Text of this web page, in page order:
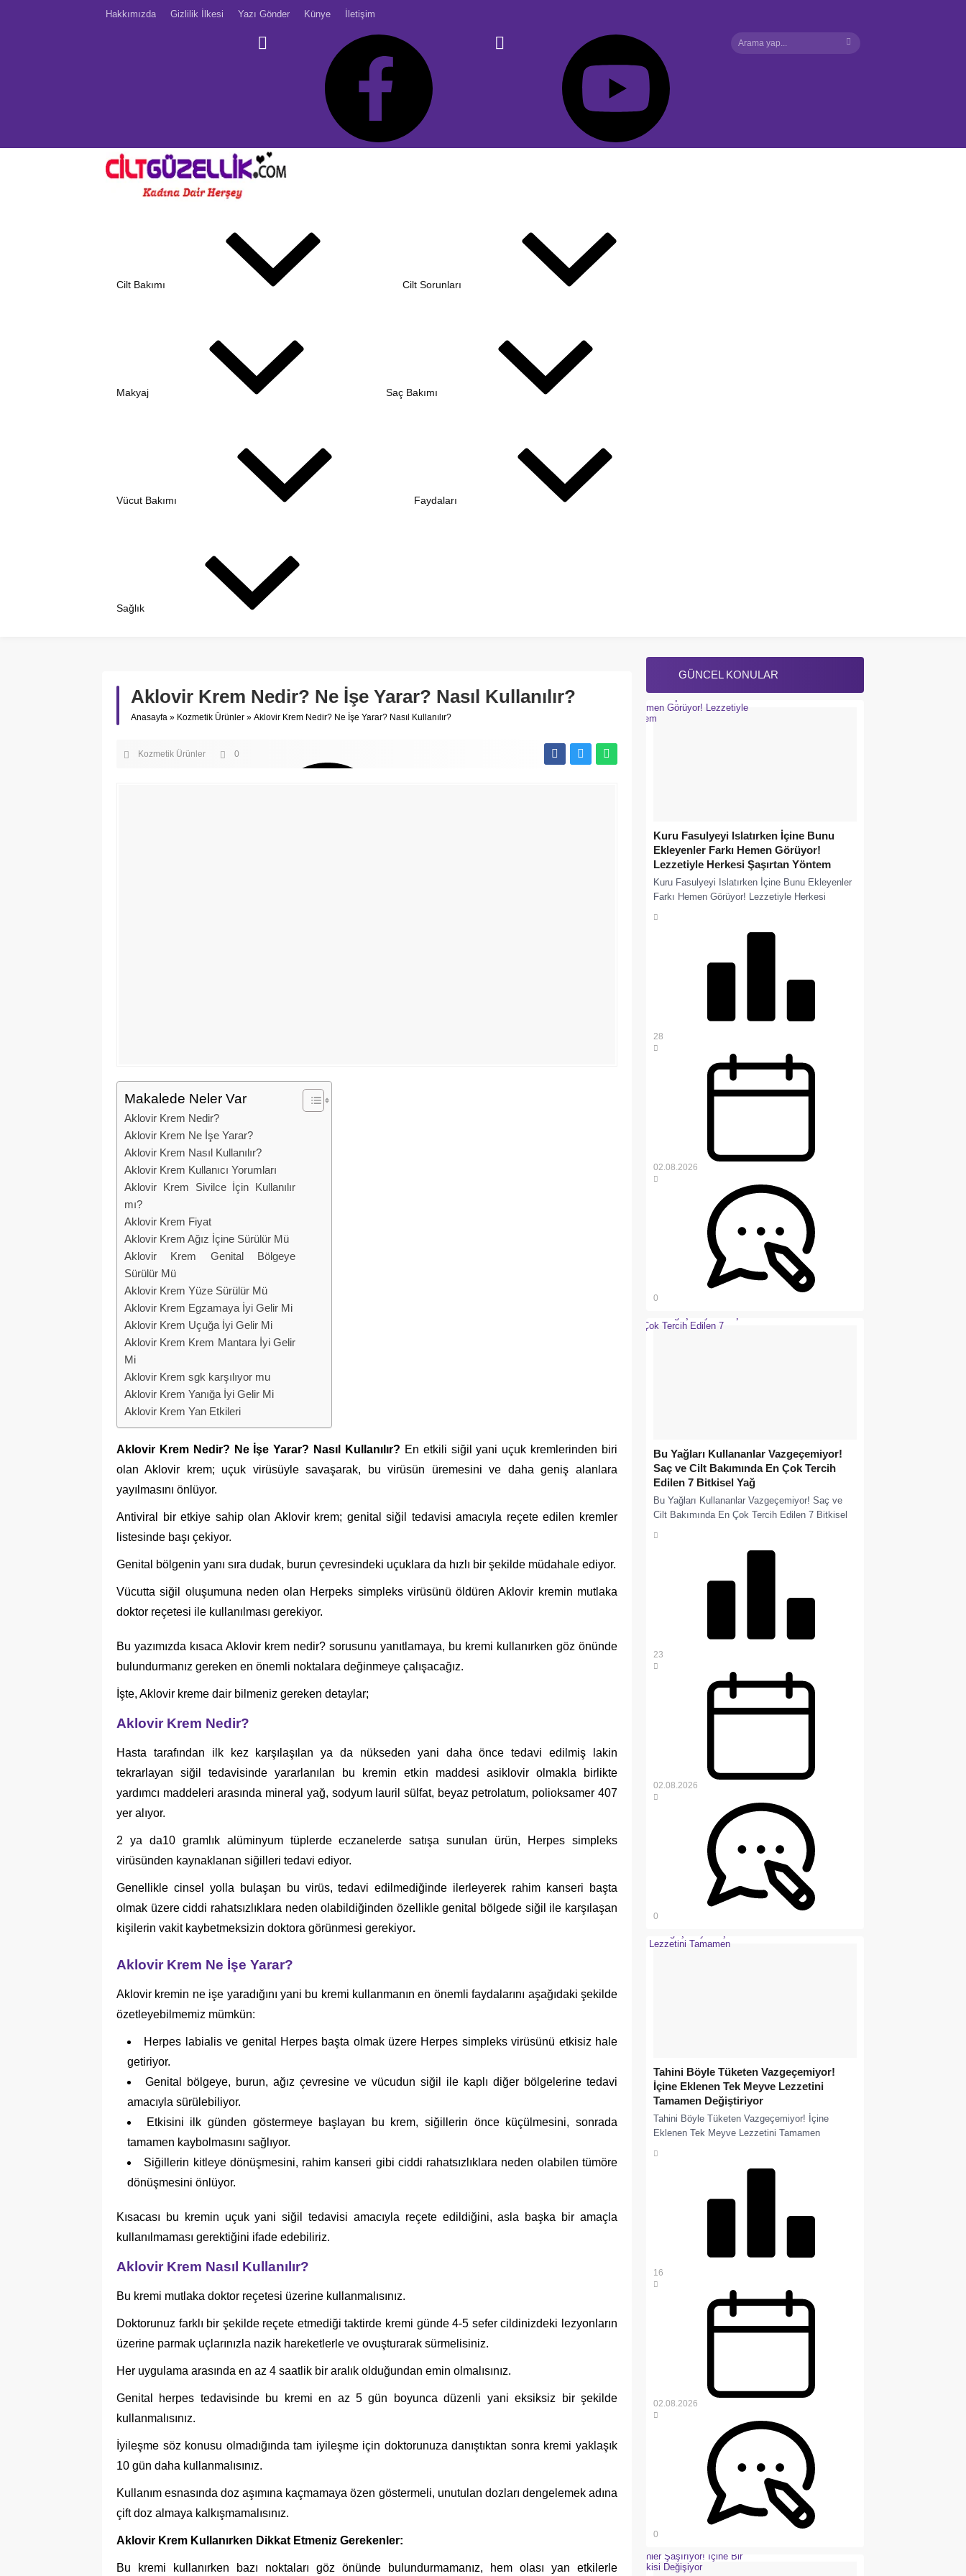
Hakkımızda Gizlilik İlkesi Yazı Gönder Künye İletişim
Cilt Bakımı Cilt Sorunları
Makyaj Saç Bakımı
Vücut Bakımı Faydaları
Sağlık
Aklovir Krem Nedir? Ne İşe Yarar? Nasıl Kullanılır?
Anasayfa » Kozmetik Ürünler » Aklovir Krem Nedir? Ne İşe Yarar? Nasıl Kullanılır?
Kozmetik Ürünler 0
Makalede Neler Var
Aklovir Krem Nedir?
Aklovir Krem Ne İşe Yarar?
Aklovir Krem Nasıl Kullanılır?
Aklovir Krem Kullanıcı Yorumları
Aklovir Krem Sivilce İçin Kullanılır
mı?
Aklovir Krem Fiyat
Aklovir Krem Ağız İçine Sürülür Mü
Aklovir Krem Genital Bölgeye
Sürülür Mü
Aklovir Krem Yüze Sürülür Mü
Aklovir Krem Egzamaya İyi Gelir Mi
Aklovir Krem Uçuğa İyi Gelir Mi
Aklovir Krem Krem Mantara İyi Gelir
Mi
Aklovir Krem sgk karşılıyor mu
Aklovir Krem Yanığa İyi Gelir Mi
Aklovir Krem Yan Etkileri
Aklovir Krem Nedir? Ne İşe Yarar? Nasıl Kullanılır? En etkili siğil yani uçuk kremlerinden biri
olan Aklovir krem; uçuk virüsüyle savaşarak, bu virüsün üremesini ve daha geniş alanlara
yayılmasını önlüyor.
Antiviral bir etkiye sahip olan Aklovir krem; genital siğil tedavisi amacıyla reçete edilen kremler
listesinde başı çekiyor.
Genital bölgenin yanı sıra dudak, burun çevresindeki uçuklara da hızlı bir şekilde müdahale ediyor.
Vücutta siğil oluşumuna neden olan Herpeks simpleks virüsünü öldüren Aklovir kremin mutlaka
doktor reçetesi ile kullanılması gerekiyor.
Bu yazımızda kısaca Aklovir krem nedir? sorusunu yanıtlamaya, bu kremi kullanırken göz önünde
bulundurmanız gereken en önemli noktalara değinmeye çalışacağız.
İşte, Aklovir kreme dair bilmeniz gereken detaylar;
Aklovir Krem Nedir?
Hasta tarafından ilk kez karşılaşılan ya da nükseden yani daha önce tedavi edilmiş lakin
tekrarlayan siğil tedavisinde yararlanılan bu kremin etkin maddesi asiklovir olmakla birlikte
yardımcı maddeleri arasında mineral yağ, sodyum lauril sülfat, beyaz petrolatum, polioksamer 407
yer alıyor.
2 ya da10 gramlık alüminyum tüplerde eczanelerde satışa sunulan ürün, Herpes simpleks
virüsünden kaynaklanan siğilleri tedavi ediyor.
Genellikle cinsel yolla bulaşan bu virüs, tedavi edilmediğinde ilerleyerek rahim kanseri başta
olmak üzere ciddi rahatsızlıklara neden olabildiğinden özellikle genital bölgede siğil ile karşılaşan
kişilerin vakit kaybetmeksizin doktora görünmesi gerekiyor.
Aklovir Krem Ne İşe Yarar?
Aklovir kremin ne işe yaradığını yani bu kremi kullanmanın en önemli faydalarını aşağıdaki şekilde
özetleyebilmemiz mümkün:
Herpes labialis ve genital Herpes başta olmak üzere Herpes simpleks virüsünü etkisiz hale
getiriyor.
Genital bölgeye, burun, ağız çevresine ve vücudun siğil ile kaplı diğer bölgelerine tedavi
amacıyla sürülebiliyor.
Etkisini ilk günden göstermeye başlayan bu krem, siğillerin önce küçülmesini, sonrada
tamamen kaybolmasını sağlıyor.
Siğillerin kitleye dönüşmesini, rahim kanseri gibi ciddi rahatsızlıklara neden olabilen tümöre
dönüşmesini önlüyor.
Kısacası bu kremin uçuk yani siğil tedavisi amacıyla reçete edildiğini, asla başka bir amaçla
kullanılmaması gerektiğini ifade edebiliriz.
Aklovir Krem Nasıl Kullanılır?
Bu kremi mutlaka doktor reçetesi üzerine kullanmalısınız.
Doktorunuz farklı bir şekilde reçete etmediği taktirde kremi günde 4-5 sefer cildinizdeki lezyonların
üzerine parmak uçlarınızla nazik hareketlerle ve ovuşturarak sürmelisiniz.
Her uygulama arasında en az 4 saatlik bir aralık olduğundan emin olmalısınız.
Genital herpes tedavisinde bu kremi en az 5 gün boyunca düzenli yani eksiksiz bir şekilde
kullanmalısınız.
İyileşme söz konusu olmadığında tam iyileşme için doktorunuza danıştıktan sonra kremi yaklaşık
10 gün daha kullanmalısınız.
Kullanım esnasında doz aşımına kaçmamaya özen göstermeli, unutulan dozları dengelemek adına
çift doz almaya kalkışmamalısınız.
Aklovir Krem Kullanırken Dikkat Etmeniz Gerekenler:
Bu kremi kullanırken bazı noktaları göz önünde bulundurmamanız, hem olası yan etkilerle
GÜNCEL KONULAR
Kuru Fasulyeyi Islatırken İçine Bunu
Ekleyenler Farkı Hemen Görüyor!
Lezzetiyle Herkesi Şaşırtan Yöntem
Kuru Fasulyeyi Islatırken İçine Bunu Ekleyenler
Farkı Hemen Görüyor! Lezzetiyle Herkesi
28
02.08.2026
0
Bu Yağları Kullananlar Vazgeçemiyor!
Saç ve Cilt Bakımında En Çok Tercih
Edilen 7 Bitkisel Yağ
Bu Yağları Kullananlar Vazgeçemiyor! Saç ve
Cilt Bakımında En Çok Tercih Edilen 7 Bitkisel
23
02.08.2026
0
Tahini Böyle Tüketen Vazgeçemiyor!
İçine Eklenen Tek Meyve Lezzetini
Tamamen Değiştiriyor
Tahini Böyle Tüketen Vazgeçemiyor! İçine
Eklenen Tek Meyve Lezzetini Tamamen
16
02.08.2026
0